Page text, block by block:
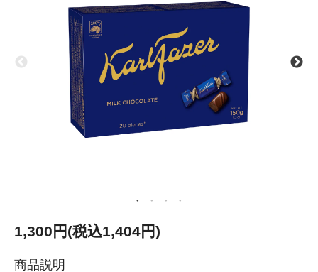
1,300円(税込1,404円)
商品説明